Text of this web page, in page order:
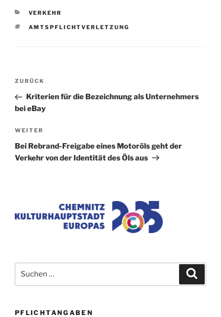
KATEGORIEN
VERKEHR
SCHLAGWÖRTER
AMTSPFLICHTVERLETZUNG
Beitragsnavigation
Vorheriger
Beitrag
ZURÜCK
Kriterien für die Bezeichnung als Unternehmers
bei eBay
Nächster
Beitrag
WEITER
Bei Rebrand-Freigabe eines Motoröls geht der
Verkehr von der Identität des Öls aus
nach:
PFLICHTANGABEN